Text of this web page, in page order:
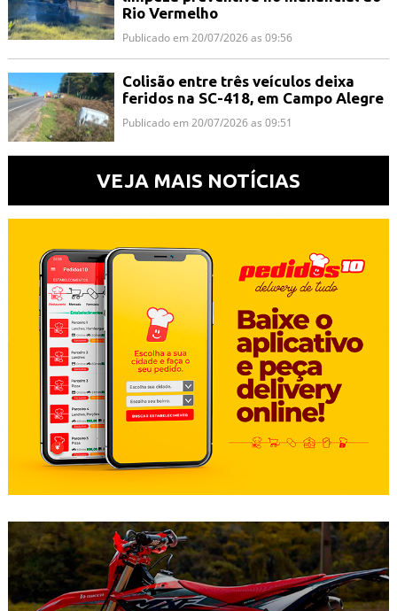
Rio Vermelho
Publicado em 20/07/2026 as 09:56
Colisão entre três veículos deixa
feridos na SC-418, em Campo Alegre
Publicado em 20/07/2026 as 09:51
VEJA MAIS NOTÍCIAS